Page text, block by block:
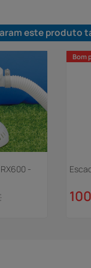
este produto
-
Bom